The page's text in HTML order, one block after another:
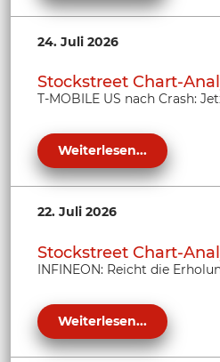
24. Juli 2026
Stockstreet Chart-
T-MOBILE US nach Crash:
Weiterlesen...
22. Juli 2026
Stockstreet Chart-
INFINEON: Reicht die
Weiterlesen...